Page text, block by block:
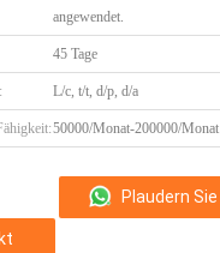
angewendet.
45 Tage
L/c, t/t, d/p, d/a
50000/Monat-200000/Monat
Plaudern Sie